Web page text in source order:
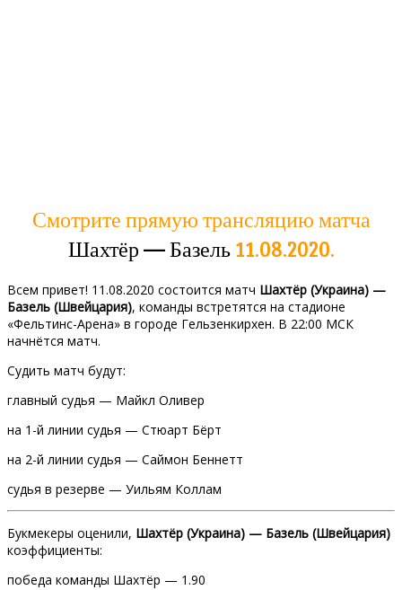
Смотрите прямую трансляцию матча
Шахтёр — Базель11.08.2020.
Всем привет! 11.08.2020 состоится матч Шахтёр (Украина) —
Базель (Швейцария), команды встретятся на стадионе
«Фельтинс-Арена» в городе Гельзенкирхен. В 22:00 МСК
начнётся матч.
Судить матч будут:
главный судья — Майкл Оливер
на 1-й линии судья — Стюарт Бёрт
на 2-й линии судья — Саймон Беннетт
судья в резерве — Уильям Коллам
Букмекеры оценили, Шахтёр (Украина) — Базель (Швейцария)
коэффициенты:
победа команды Шахтёр — 1.90